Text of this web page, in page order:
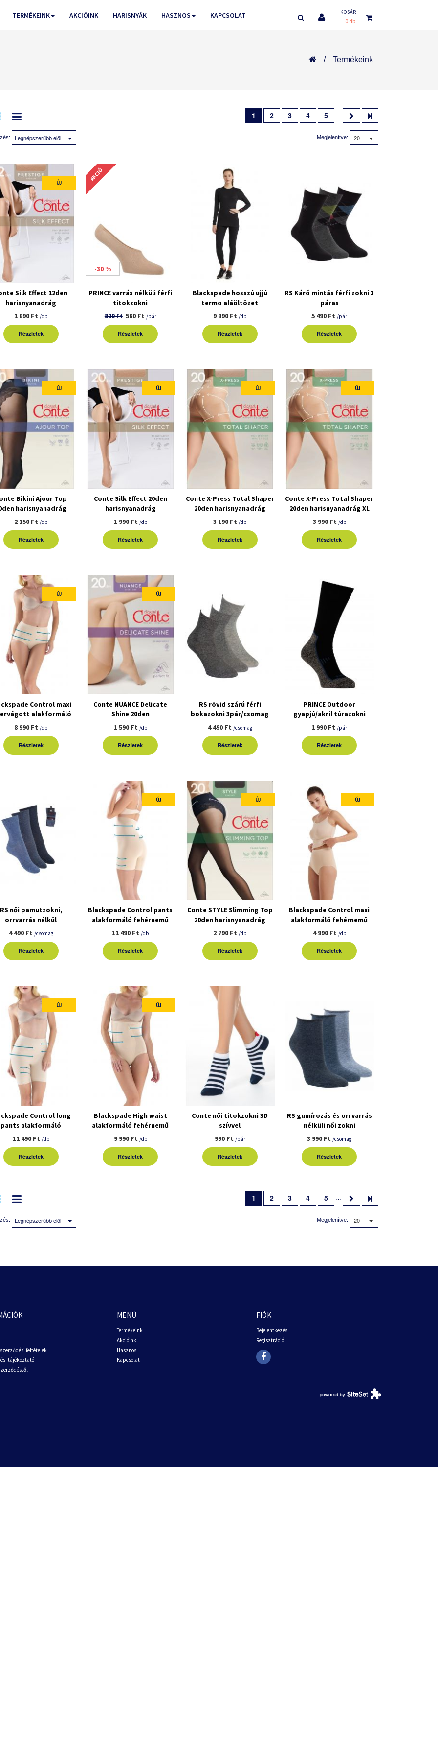
TERMÉKEINK AKCIÓINK HARISNYÁK HASZNOS KAPCSOLAT KOSÁR
0 db
Termékeink
1 2 3 4 5
Legnépszerűbb elől Megjelenítve: 20
ÚJ
Silk Effect 12den
harisnyanadrág
1 890 Ft /db
Részletek
-30 %
AKCIÓ
PRINCE varrás nélküli férfi
titokzokni
800 Ft560 Ft /pár
Részletek
Blackspade hosszú ujjú
termo aláöltözet
9 990 Ft /db
Részletek
RS Káró mintás férfi zokni 3
páras
5 490 Ft /pár
Részletek
ÚJ
Bikini Ajour Top
harisnyanadrág
2 150 Ft /db
Részletek
ÚJ
Conte Silk Effect 20den
harisnyanadrág
1 990 Ft /db
Részletek
ÚJ
Conte X-Press Total Shaper
20den harisnyanadrág
3 190 Ft /db
Részletek
ÚJ
Conte X-Press Total Shaper
20den harisnyanadrág XL
3 990 Ft /db
Részletek
ÚJ
Control maxi
alakformáló
fehérnemű
8 990 Ft /db
Részletek
ÚJ
Conte NUANCE Delicate
Shine 20den
harisnyanadrág
1 590 Ft /db
Részletek
RS rövid szárú férfi
bokazokni 3pár/csomag
4 490 Ft /csomag
Részletek
PRINCE Outdoor
gyapjú/akril túrazokni
1 990 Ft /pár
Részletek
RS női pamutzokni,
orrvarrás nélkül
3pár/csomag
4 490 Ft /csomag
Részletek
ÚJ
Blackspade Control pants
alakformáló fehérnemű
11 490 Ft /db
Részletek
ÚJ
Conte STYLE Slimming Top
20den harisnyanadrág
2 790 Ft /db
Részletek
ÚJ
Blackspade Control maxi
alakformáló fehérnemű
4 990 Ft /db
Részletek
ÚJ
Control long
pants alakformáló
fehérnemű
11 490 Ft /db
Részletek
ÚJ
Blackspade High waist
alakformáló fehérnemű
9 990 Ft /db
Részletek
Conte női titokzokni 3D
szívvel
990 Ft /pár
Részletek
RS gumírozás és orrvarrás
nélküli női zokni
3pár/csomag
3 990 Ft /csomag
Részletek
1 2 3 4 5
Legnépszerűbb elől Megjelenítve: 20
feltételek
tájékoztató
MENÜ
Termékeink
Akcióink
Hasznos
Kapcsolat
FIÓK
Bejelentkezés
Regisztráció